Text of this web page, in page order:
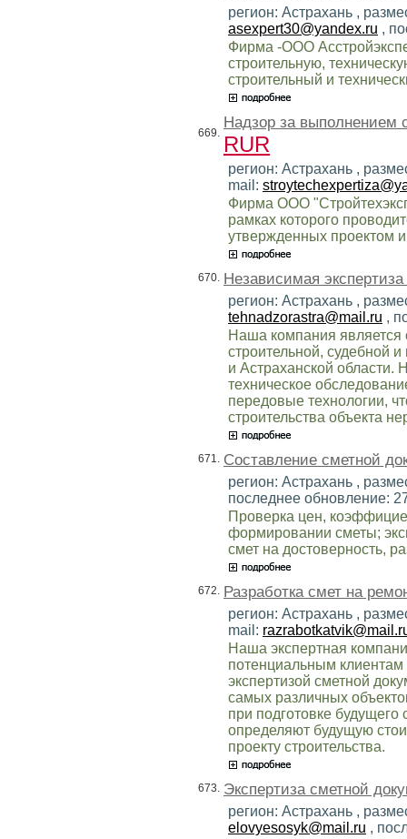
регион: Астрахань ,
asexpert30@yandex.ru ,
Фирма -ООО
строительную,
строительный и
669.
Надзор за выполнением
RUR
регион: Астрахань ,
mail:
Фирма ООО
рамках которого
утвержденных проектом
670. Независимая
регион: Астрахань ,
tehnadzorastra@mail.ru ,
Наша компания является
строительной, судебной
и Астраханской
техническое
передовые технологии,
строительства объекта
671. Составление сметной
регион: Астрахань ,
последнее обновление:
Проверка цен,
формировании сметы;
смет на достоверность,
672. Разработка смет на
регион: Астрахань ,
mail:
Наша экспертная
потенциальным клиентам
экспертизой сметной
самых различных
при подготовке будущего
определяют будущую
проекту строительства.
673. Экспертиза сметной
регион: Астрахань ,
elovyesosyk@mail.ru ,